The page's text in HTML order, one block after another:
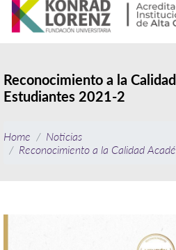
Reconocimiento a la
Estudiantes 2021-2
Home
Noticias
Reconocimiento a la Calidad